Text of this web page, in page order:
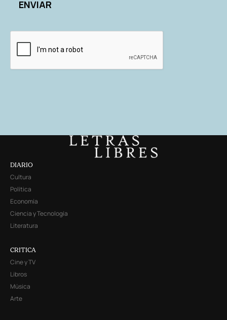
DIARIO
Cultura
Política
Economía
Ciencia y Tecnología
Literatura
CRITICA
Cine y TV
Libros
Música
Arte